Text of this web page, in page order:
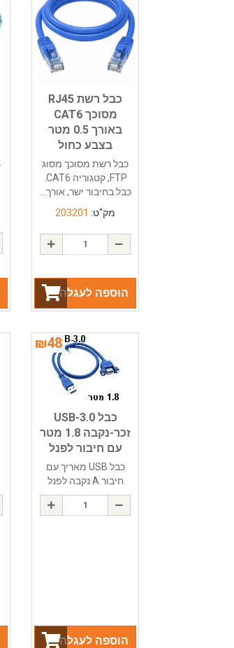
כבל רשת RJ45
מסוכך CAT6
באורך 0.5 מטר
בצבע כחול
כבל רשת מסוכך מסוג
כבל בחיבור ישר, אורך...
מק"ט: 203201
הוספה לעגלה
₪48
כבל USB-3.0
זכר-נקבה 1.8 מטר
עם חיבור לפנל
כבל USB מאריך עם
חיבור A נקבה לפנל
הוספה לעגלה